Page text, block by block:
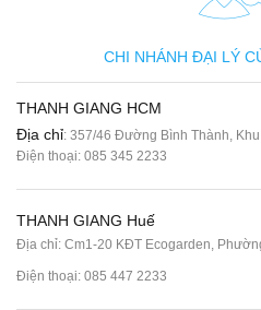
CHI NHÁNH ĐẠI LÝ
THANH GIANG HCM
Địa chỉ: 357/46 Đường Bình Thành,
Điện thoại: 085 345 2233
THANH GIANG Huế
Địa chỉ: Cm1-20 KĐT Ecogarden,
Điện thoại: 085 447 2233